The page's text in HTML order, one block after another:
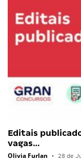
Editais
vagas…
Olivia Furlan • 28 de